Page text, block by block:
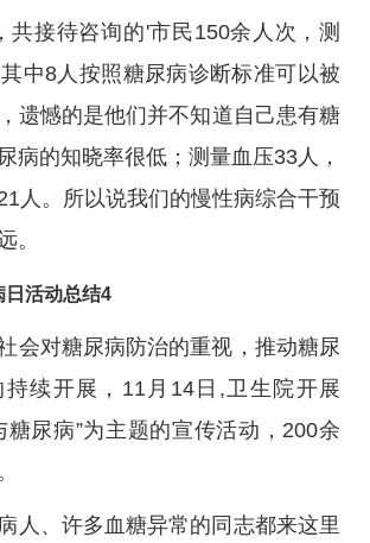
共接待咨询的'市民150余人次，测
中8人按照糖尿病诊断标准可以被
遗憾的是他们并不知道自己患有糖
病的知晓率很低；测量血压33人，
人。所以说我们的慢性病综合干预
。
日活动总结4
会对糖尿病防治的重视，推动糖尿
续开展，11月14日,卫生院开展
糖尿病”为主题的宣传活动，200余
人、许多血糖异常的同志都来这里